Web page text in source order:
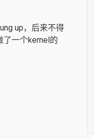
up，后来不得
了一个kernel的